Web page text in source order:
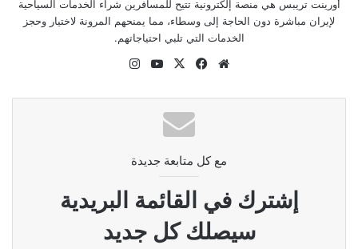
أورينت تريبس هي منصة إلكترونية تتيح للمسافرين شراء الخدمات السياحية
لإيران مباشرة دون الحاجة إلى وسطاء، مما يمنحهم المرونة لاختيار وحجز
الخدمات التي تلبي احتياجاتهم.
موقع
فيسبوك
‫X
‫YouTube
مع كل متابعة جديدة
إشترك في القائمة البريدية
سيصلك كل جديد